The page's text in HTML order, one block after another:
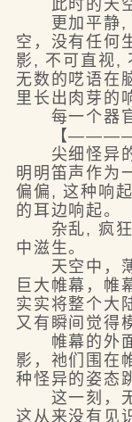
此时的天空
更加平静,
空，没有任何
影, 不可直视,
无数的呓语在
里长出肉芽的
每一个器官
【————
尖细怪异的
明明笛声作为
偏偏, 这种响
的耳边响起。
杂乱, 疯狂,
中滋生。
天空中，薄
巨大帷幕，帷
实实将整个大
又有瞬间觉得
帷幕的外面
影，祂们围在
种怪异的姿态
这一刻，无
这从来没有见